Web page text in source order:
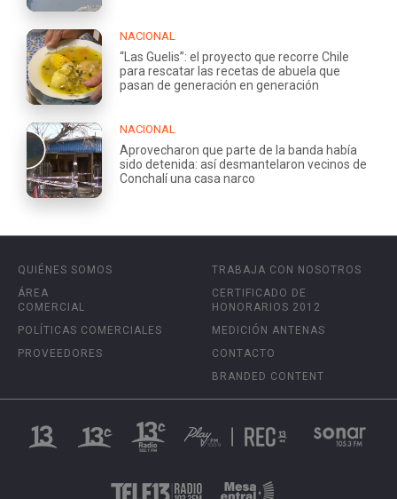
NACIONAL
“Las Guelis”: el proyecto que recorre Chile
para rescatar las recetas de abuela que
pasan de generación en generación
NACIONAL
Aprovecharon que parte de la banda había
sido detenida: así desmantelaron vecinos de
Conchalí una casa narco
QUIÉNES SOMOS
ÁREA
COMERCIAL
POLÍTICAS COMERCIALES
PROVEEDORES
TRABAJA CON NOSOTROS
CERTIFICADO DE
HONORARIOS 2012
MEDICIÓN ANTENAS
CONTACTO
BRANDED CONTENT